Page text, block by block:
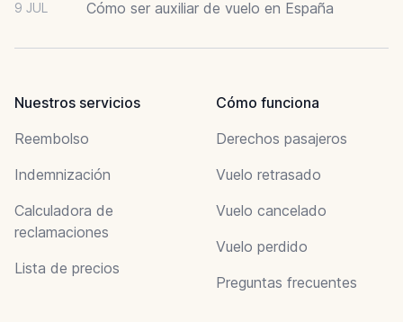
9 JUL Cómo ser auxiliar de vuelo en España
Nuestros servicios
Reembolso
Indemnización
Calculadora de
reclamaciones
Lista de precios
Cómo funciona
Derechos pasajeros
Vuelo retrasado
Vuelo cancelado
Vuelo perdido
Preguntas frecuentes